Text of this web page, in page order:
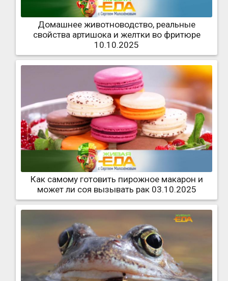
Домашнее животноводство, реальные
свойства артишока и желтки во фритюре
10.10.2025
Как самому готовить пирожное макарон и
может ли соя вызывать рак 03.10.2025